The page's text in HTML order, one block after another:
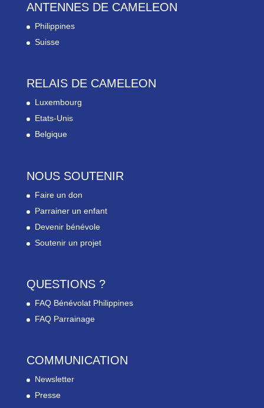
ANTENNES DE CAMELEON
Philippines
Suisse
RELAIS DE CAMELEON
Luxembourg
Etats-Unis
Belgique
NOUS SOUTENIR
Faire un don
Parrainer un enfant
Devenir bénévole
Soutenir un projet
QUESTIONS ?
FAQ Bénévolat Philippines
FAQ Parrainage
COMMUNICATION
Newsletter
Presse